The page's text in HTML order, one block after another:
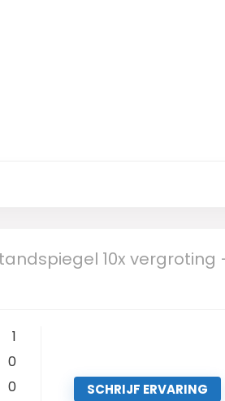
10x vergroting
1
0
0 SCHRIJF ERVARING